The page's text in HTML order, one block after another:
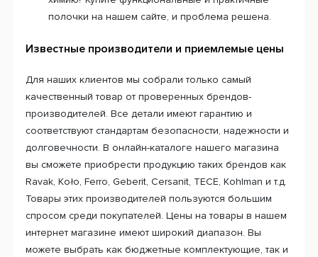
полочки на нашем сайте, и проблема решена.
Известные производители и приемлемые цены
Для наших клиентов мы собрали только самый
качественный товар от проверенных брендов-
производителей. Все детали имеют гарантию и
соответствуют стандартам безопасности, надежности и
долговечности. В онлайн-каталоге нашего магазина
вы сможете приобрести продукцию таких брендов как
Ravak, Koło, Ferro, Geberit, Cersanit, TECE, Kohlman и т.д.
Товары этих производителей пользуются большим
спросом среди покупателей. Цены на товары в нашем
интернет магазине имеют широкий диапазон. Вы
можете выбрать как бюджетные комплектующие, так и